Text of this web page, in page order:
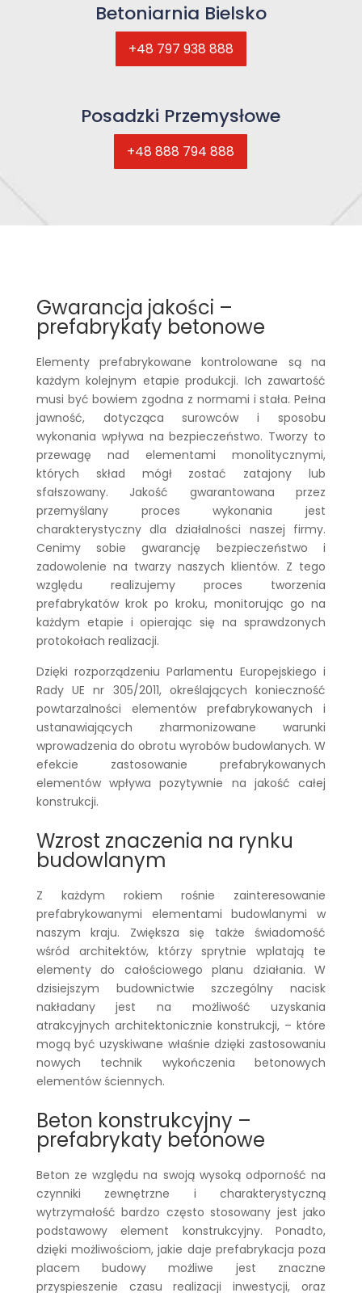
Betoniarnia Bielsko
+48 797 938 888
Posadzki Przemysłowe
+48 888 794 888
Gwarancja jakości –
prefabrykaty betonowe
Elementy prefabrykowane kontrolowane są na
każdym kolejnym etapie produkcji. Ich zawartość
musi być bowiem zgodna z normami i stała. Pełna
jawność, dotycząca surowców i sposobu
wykonania wpływa na bezpieczeństwo. Tworzy to
przewagę nad elementami monolitycznymi,
których skład mógł zostać zatajony lub
sfałszowany. Jakość gwarantowana przez
przemyślany proces wykonania jest
charakterystyczny dla działalności naszej firmy.
Cenimy sobie gwarancję bezpieczeństwo i
zadowolenie na twarzy naszych klientów. Z tego
względu realizujemy proces tworzenia
prefabrykatów krok po kroku, monitorując go na
każdym etapie i opierając się na sprawdzonych
protokołach realizacji.
Dzięki rozporządzeniu Parlamentu Europejskiego i
Rady UE nr 305/2011, określających konieczność
powtarzalności elementów prefabrykowanych i
ustanawiających zharmonizowane warunki
wprowadzenia do obrotu wyrobów budowlanych. W
efekcie zastosowanie prefabrykowanych
elementów wpływa pozytywnie na jakość całej
konstrukcji.
Wzrost znaczenia na rynku
budowlanym
Z każdym rokiem rośnie zainteresowanie
prefabrykowanymi elementami budowlanymi w
naszym kraju. Zwiększa się także świadomość
wśród architektów, którzy sprytnie wplatają te
elementy do całościowego planu działania. W
dzisiejszym budownictwie szczególny nacisk
nakładany jest na możliwość uzyskania
atrakcyjnych architektonicznie konstrukcji, – które
mogą być uzyskiwane właśnie dzięki zastosowaniu
nowych technik wykończenia betonowych
elementów ściennych.
Beton konstrukcyjny –
prefabrykaty betonowe
Beton ze względu na swoją wysoką odporność na
czynniki zewnętrzne i charakterystyczną
wytrzymałość bardzo często stosowany jest jako
podstawowy element konstrukcyjny. Ponadto,
dzięki możliwościom, jakie daje prefabrykacja poza
placem budowy możliwe jest znaczne
przyspieszenie czasu realizacji inwestycji, oraz